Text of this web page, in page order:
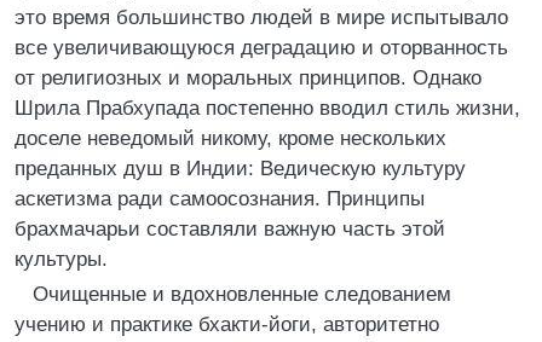
это время большинство людей в мире испытывало
все увеличивающуюся деградацию и оторванность
от религиозных и моральных принципов. Однако
Шрила Прабхупада постепенно вводил стиль жизни,
доселе неведомый никому, кроме нескольких
преданных душ в Индии: Ведическую культуру
аскетизма ради самоосознания. Принципы
брахмачарьи составляли важную часть этой
культуры.
Очищенные и вдохновленные следованием
учению и практике бхакти-йоги, авторитетно